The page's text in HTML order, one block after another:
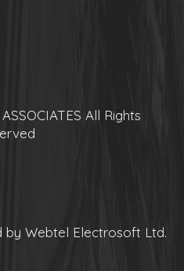
All Rights
by Webtel Electrosoft Ltd.